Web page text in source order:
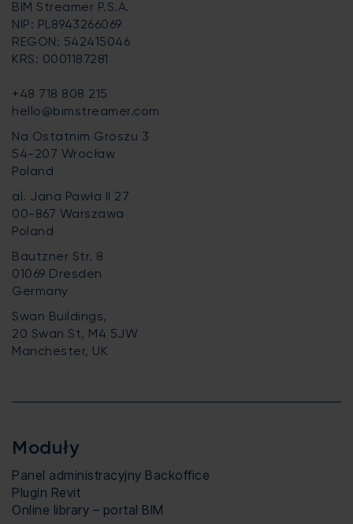
BIM Streamer P.S.A.
NIP: PL8943266069
REGON: 542415046
KRS: 0001187281
+48 718 808 215
hello@bimstreamer.com
Na Ostatnim Groszu 3
54-207 Wrocław
Poland
al. Jana Pawła II 27
00-867 Warszawa
Poland
Bautzner Str. 8
01069 Dresden
Germany
Swan Buildings,
20 Swan St, M4 5JW
Manchester, UK
Moduły
Panel administracyjny Backoffice
Plugin Revit
Online library – portal BIM